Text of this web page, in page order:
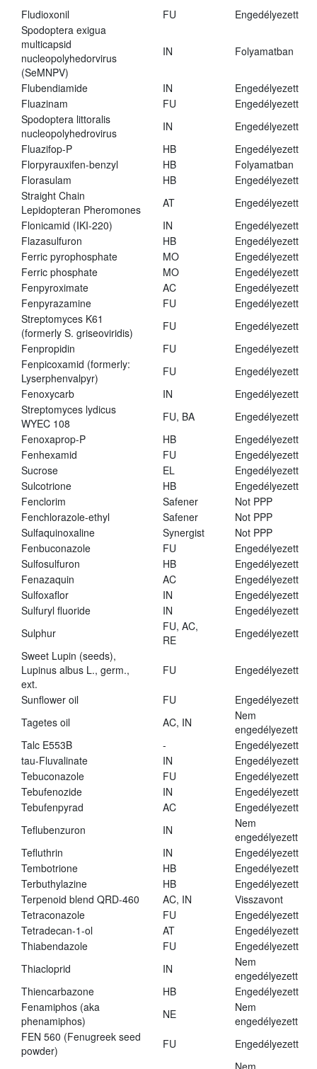
Fludioxonil FU
Engedélyezett
Spodoptera exigua
multicapsid
nucleopolyhedorvirus
(SeMNPV)
IN Folyamatban
Flubendiamide IN
Engedélyezett
Fluazinam
FU
Engedélyezett
Spodoptera littoralis
nucleopolyhedrovirus
IN
Engedélyezett
Fluazifop-P
HB
Engedélyezett
Florpyrauxifen-benzyl
HB
Folyamatban
Florasulam
HB
Engedélyezett
Straight Chain
Lepidopteran Pheromones
AT
Engedélyezett
Flonicamid (IKI-220)
IN
Engedélyezett
Flazasulfuron
HB
Engedélyezett
Ferric pyrophosphate
MO
Engedélyezett
Ferric phosphate
MO
Engedélyezett
Fenpyroximate
AC
Engedélyezett
Fenpyrazamine
FU
Engedélyezett
Streptomyces K61
(formerly S. griseoviridis)
FU
Engedélyezett
Fenpropidin
FU
Engedélyezett
Fenpicoxamid (formerly:
Lyserphenvalpyr)
FU
Engedélyezett
Fenoxycarb
IN
Engedélyezett
Streptomyces lydicus
WYEC 108
FU, BA
Engedélyezett
Fenoxaprop-P
HB
Engedélyezett
Fenhexamid
FU
Engedélyezett
Sucrose
EL
Engedélyezett
Sulcotrione
HB
Engedélyezett
Fenclorim
Safener
Not PPP
Fenchlorazole-ethyl
Safener
Not PPP
Sulfaquinoxaline
Synergist
Not PPP
Fenbuconazole
FU
Engedélyezett
Sulfosulfuron
HB
Engedélyezett
Fenazaquin
AC
Engedélyezett
Sulfoxaflor
IN
Engedélyezett
Sulfuryl fluoride
IN
Engedélyezett
Sulphur
FU, AC,
RE
Engedélyezett
Sweet Lupin (seeds),
Lupinus albus L., germ.,
ext.
FU Engedélyezett
Sunflower oil FU
Engedélyezett
Tagetes oil
AC, IN
Nem
engedélyezett
Talc E553B
-
Engedélyezett
tau-Fluvalinate
IN
Engedélyezett
Tebuconazole
FU
Engedélyezett
Tebufenozide
IN
Engedélyezett
Tebufenpyrad
AC
Engedélyezett
Teflubenzuron
IN
Nem
engedélyezett
Tefluthrin
IN
Engedélyezett
Tembotrione
HB
Engedélyezett
Terbuthylazine
HB
Engedélyezett
Terpenoid blend QRD-460
AC, IN
Visszavont
Tetraconazole
FU
Engedélyezett
Tetradecan-1-ol
AT
Engedélyezett
Thiabendazole
FU
Engedélyezett
Thiacloprid
IN
Nem
engedélyezett
Thiencarbazone
HB
Engedélyezett
Fenamiphos (aka
phenamiphos)
NE
Nem
engedélyezett
FEN 560 (Fenugreek seed
powder)
FU Engedélyezett